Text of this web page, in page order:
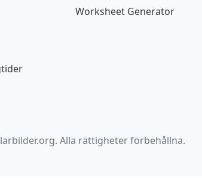
Worksheet Generator
Alla rättigheter förbehållna.